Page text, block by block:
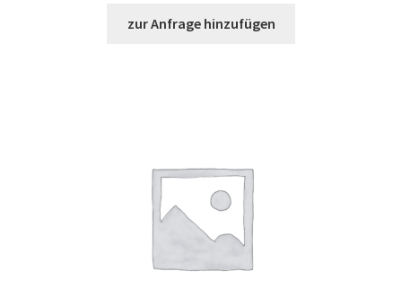
zur Anfrage hinzufügen